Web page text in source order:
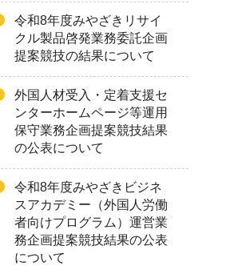
令和8年度みやざきリサイ
クル製品啓発業務委託企画
提案競技の結果について
外国人材受入・定着支援セ
ンターホームページ等運用
保守業務企画提案競技結果
の公表について
令和8年度みやざきビジネ
スアカデミー（外国人労働
者向けプログラム）運営業
務企画提案競技結果の公表
について